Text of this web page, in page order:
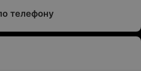
телефону